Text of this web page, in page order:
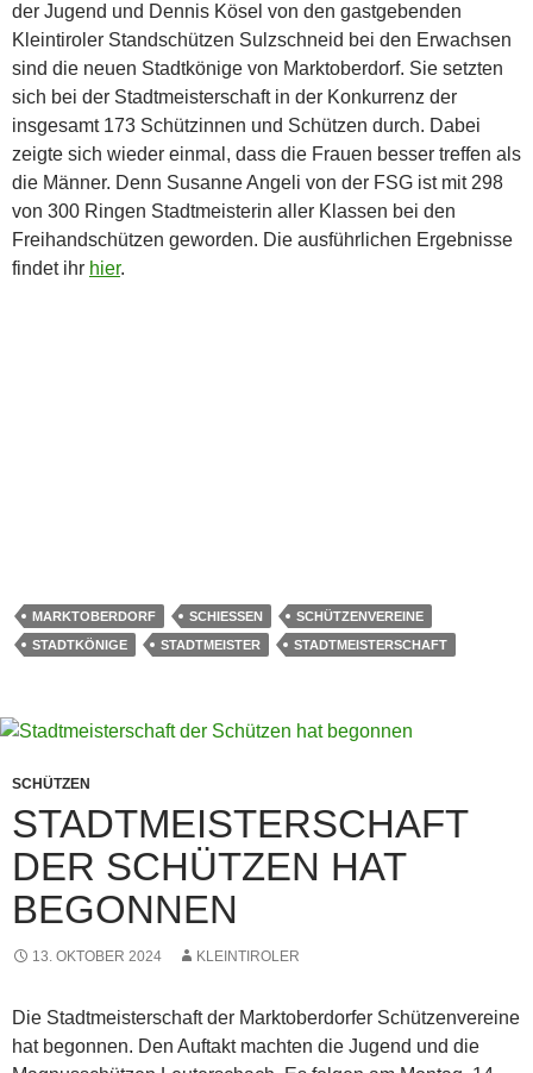
der Jugend und Dennis Kösel von den gastgebenden
Kleintiroler Standschützen Sulzschneid bei den Erwachsen
sind die neuen Stadtkönige von Marktoberdorf. Sie setzten
sich bei der Stadtmeisterschaft in der Konkurrenz der
insgesamt 173 Schützinnen und Schützen durch. Dabei
zeigte sich wieder einmal, dass die Frauen besser treffen als
die Männer. Denn Susanne Angeli von der FSG ist mit 298
von 300 Ringen Stadtmeisterin aller Klassen bei den
Freihandschützen geworden. Die ausführlichen Ergebnisse
findet ihr hier.
MARKTOBERDORF SCHIESSEN
SCHÜTZENVEREINE
STADTKÖNIGE
STADTMEISTER STADTMEISTERSCHAFT
SCHÜTZEN
STADTMEISTERSCHAFT
DER SCHÜTZEN HAT
BEGONNEN
13. OKTOBER 2024 KLEINTIROLER
Die Stadtmeisterschaft der Marktoberdorfer Schützenvereine
hat begonnen. Den Auftakt machten die Jugend und die